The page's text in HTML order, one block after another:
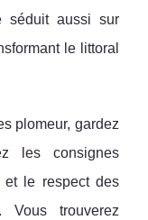
séduit aussi sur
le littoral
plomeur, gardez
les consignes
et le respect des
Vous trouverez